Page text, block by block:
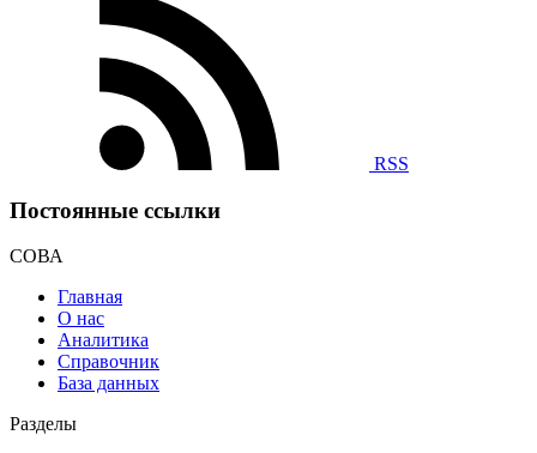
RSS
Постоянные ссылки
СОВА
Главная
О нас
Аналитика
Справочник
База данных
Разделы